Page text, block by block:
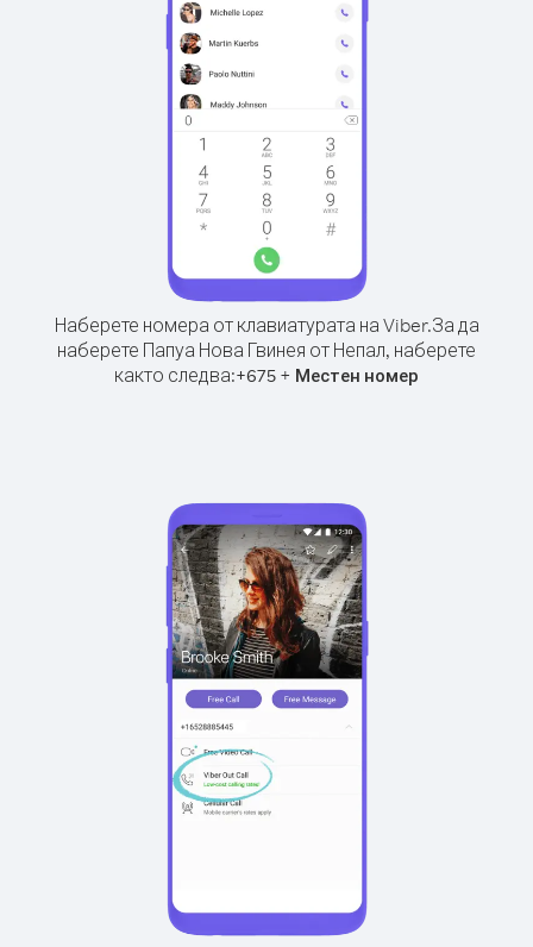
Наберете номера от клавиатурата на Viber.За да
наберете Папуа Нова Гвинея от Непал, наберете
както следва:+675 + Местен номер